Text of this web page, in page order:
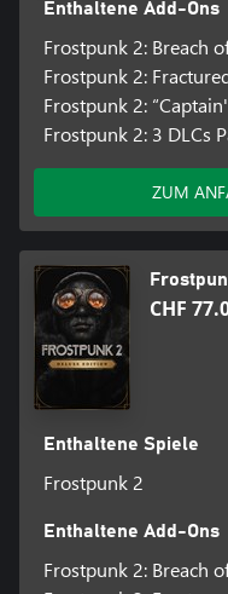
Enthaltene Add-Ons
Frostpunk 2: Breach
Frostpunk 2:
Frostpunk 2:
Frostpunk 2: 3 DLCs
ZUM
CHF
Enthaltene Spiele
Frostpunk 2
Enthaltene Add-Ons
Frostpunk 2: Breach